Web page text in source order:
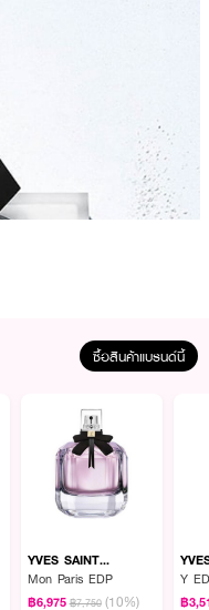
ซื้อสินค้าแบรนด์นี้
YVES SAINT
LAURENT
Mon Paris EDP
฿6,975 ฿7,750 (10%)
Y
฿